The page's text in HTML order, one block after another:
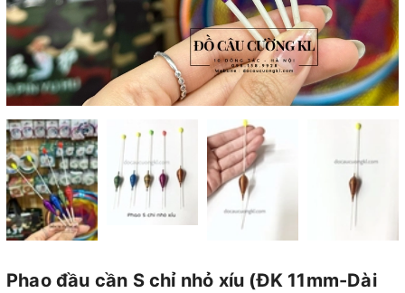
Phao đầu cần S chỉ nhỏ xíu (ĐK 11mm-Dài